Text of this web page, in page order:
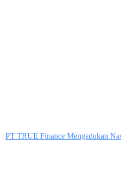
PT TRUE Finance Mengadukan